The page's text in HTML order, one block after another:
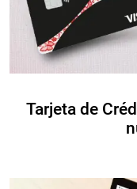
Tarjeta de